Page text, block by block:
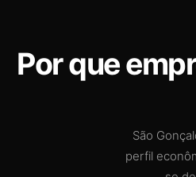
Por que
São
perfil